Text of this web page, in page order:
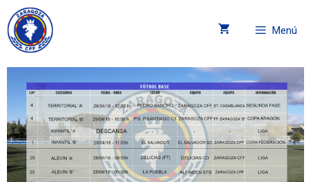
Menú